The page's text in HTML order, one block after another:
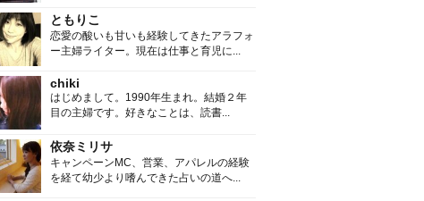
ともりこ
恋愛の酸いも甘いも経験してきたアラフォ
ー主婦ライター。現在は仕事と育児に...
chiki
はじめまして。1990年生まれ。結婚２年
目の主婦です。好きなことは、読書...
依奈ミリサ
キャンペーンMC、営業、アパレルの経験
を経て幼少より嗜んできた占いの道へ...